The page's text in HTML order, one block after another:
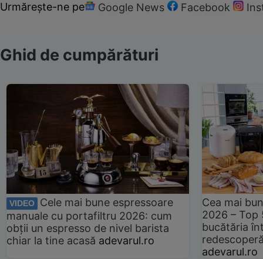
Urmărește-ne pe Google News Facebook
Ghid de cumpărături
VIDEO
Cele mai bune espressoare
manuale cu portafiltru 2026: cum
obții un espresso de nivel barista
chiar la tine acasă adevarul.ro
Cea mai
2026 –
bucătăria
adevarul.ro